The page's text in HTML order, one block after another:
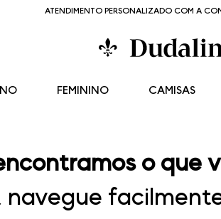
ATENDIMENTO PERSONALIZADO COM A
FEMININO CAMISAS
o que
navegue